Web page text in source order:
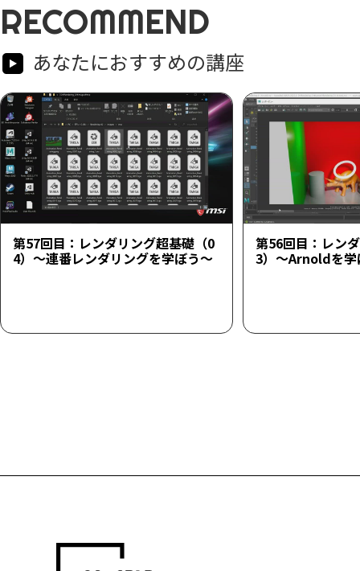
RECOMMEND
あなたにおすすめの講座
第57回目：レンダリング超基礎（0
4）～連番レンダリングを学ぼう～
第56回目：レン
3）～Arnoldを学